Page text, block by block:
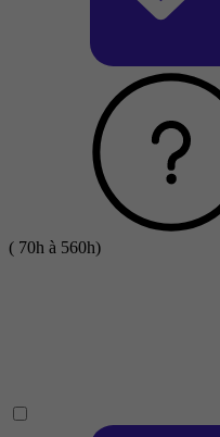
( 70h à 560h)